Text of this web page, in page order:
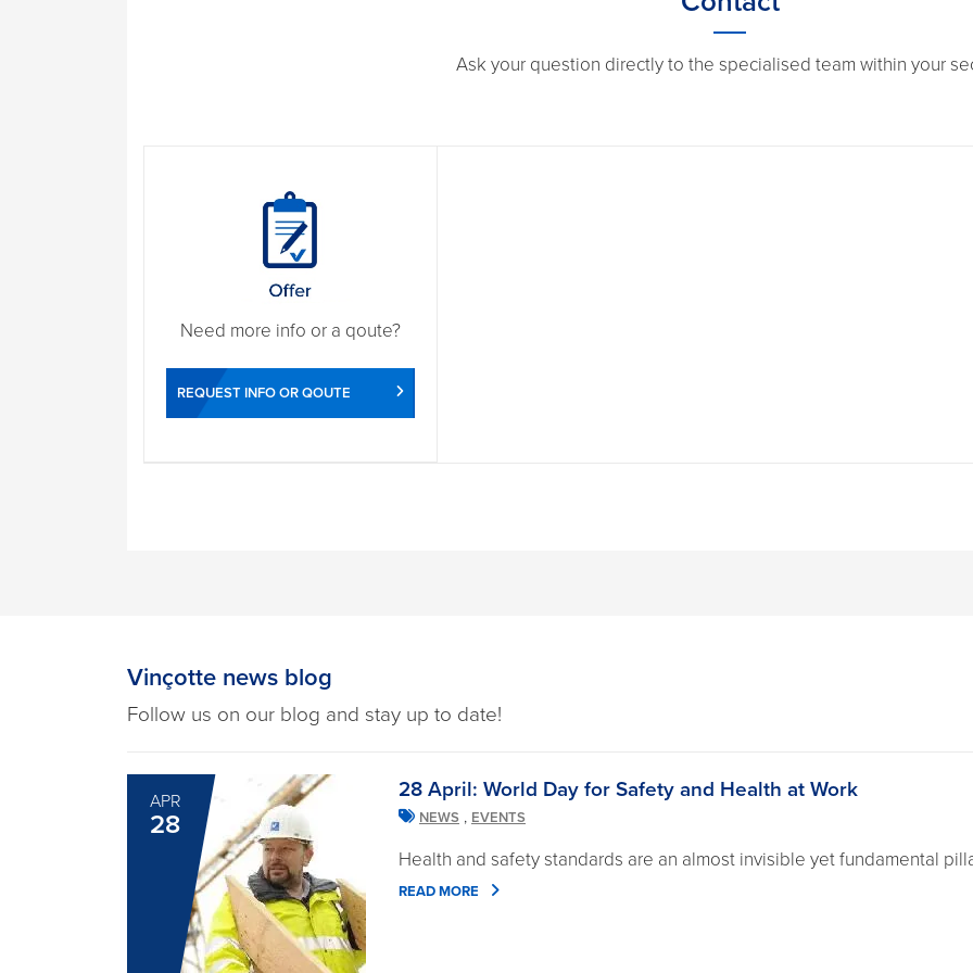
Ask your question directly to the specialised team within your
Need more info or a qoute?
REQUEST INFO OR QOUTE
Vinçotte news blog
Follow us on our blog and stay up to date!
APR
28
28 April: World Day for Safety and Health at Work
NEWS , EVENTS
Health and safety standards are an almost invisible yet fundamental
READ MORE